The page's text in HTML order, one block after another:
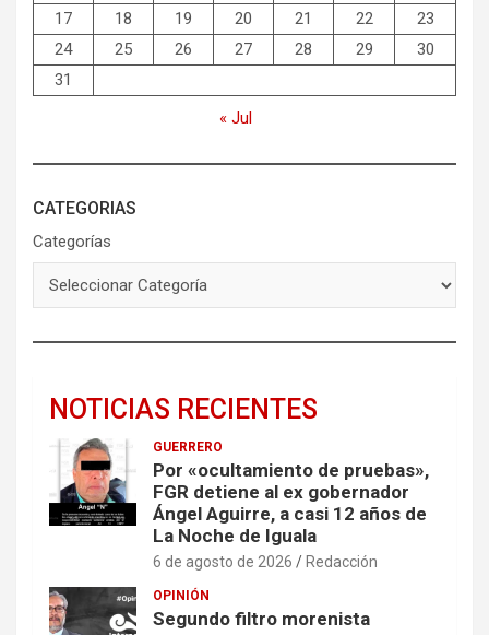
17
18 19 20 21 22
23
24
25 26 27 28 29
30
31
« Jul
CATEGORIAS
Categorías
NOTICIAS RECIENTES
GUERRERO
Por «ocultamiento de pruebas»,
FGR detiene al ex gobernador
Ángel Aguirre, a casi 12 años de
La Noche de Iguala
6 de agosto de 2026 Redacción
OPINIÓN
Segundo filtro morenista